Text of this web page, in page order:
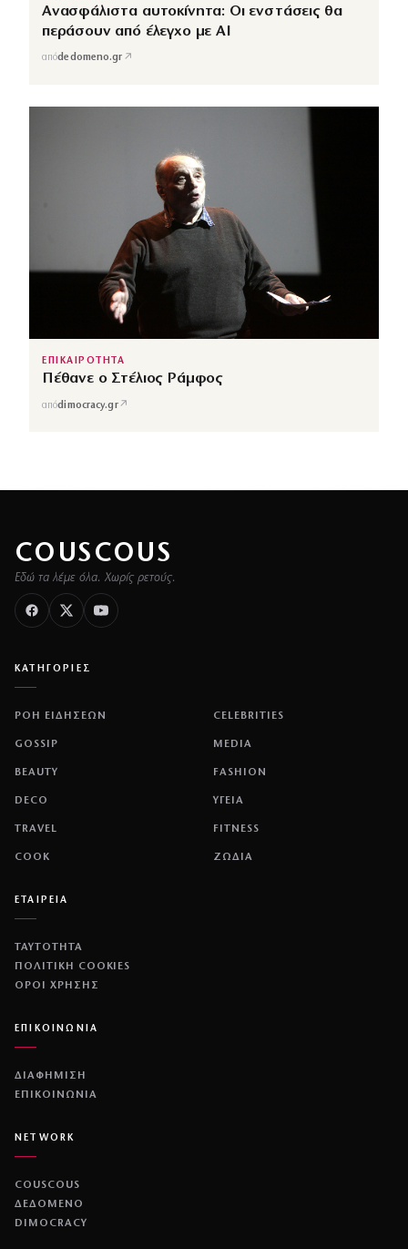
Ανασφάλιστα αυτοκίνητα: Οι ενστάσεις θα
περάσουν από έλεγχο με AI
απόdedomeno.gr ↗
ΕΠΙΚΑΙΡΟΤΗΤΑ
Πέθανε ο Στέλιος Ράμφος
απόdimocracy.gr↗
COUSCOUS
Εδώ τα λέμε όλα. Χωρίς ρετούς.
ΚΑΤΗΓΟΡΙΕΣ
ΡΟΗ ΕΙΔΗΣΕΩΝ CELEBRITIES
GOSSIP MEDIA
BEAUTY FASHION
DECO ΥΓΕΙΑ
TRAVEL FITNESS
COOK ΖΩΔΙΑ
ΕΤΑΙΡΕΙΑ
ΤΑΥΤΟΤΗΤΑ
ΠΟΛΙΤΙΚΉ COOKIES
ΌΡΟΙ ΧΡΉΣΗΣ
ΕΠΙΚΟΙΝΩΝΙΑ
ΔΙΑΦΗΜΙΣΗ
ΕΠΙΚΟΙΝΩΝΙΑ
NETWORK
COUSCOUS
ΔΕΔΟΜΕΝΟ
DIMOCRACY